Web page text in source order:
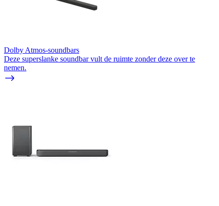
Dolby Atmos-soundbars
Deze superslanke soundbar vult de ruimte zonder deze over te
nemen.